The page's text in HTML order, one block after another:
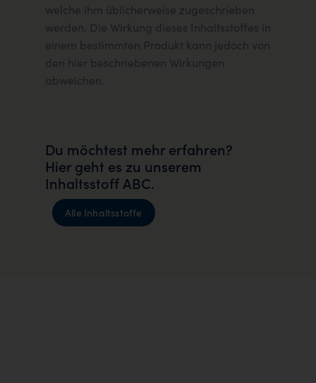
welche ihm üblicherweise zugeschrieben
werden. Die Wirkung dieses Inhaltsstoffes in
einem bestimmten Produkt kann jedoch von
den hier beschriebenen Wirkungen
abweichen.
Du möchtest mehr erfahren?
Hier geht es zu unserem
Inhaltsstoff ABC.
Alle Inhaltsstoffe